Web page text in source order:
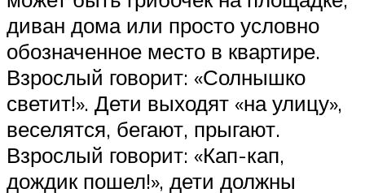
диван дома или просто условно
обозначенное место в квартире.
Взрослый говорит: «Солнышко
светит!». Дети выходят «на улицу»,
веселятся, бегают, прыгают.
Взрослый говорит: «Кап-кап,
дождик пошел!», дети должны